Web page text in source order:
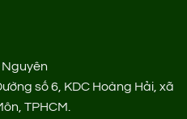
Nguyên
số 6, KDC Hoàng Hải, xã
TPHCM.